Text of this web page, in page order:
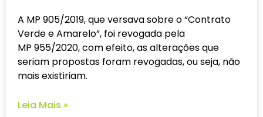
A MP 905/2019, que versava sobre o “Contrato
Verde e Amarelo”, foi revogada pela
MP 955/2020, com efeito, as alterações que
seriam propostas foram revogadas, ou seja, não
mais existiriam.
Leia Mais »